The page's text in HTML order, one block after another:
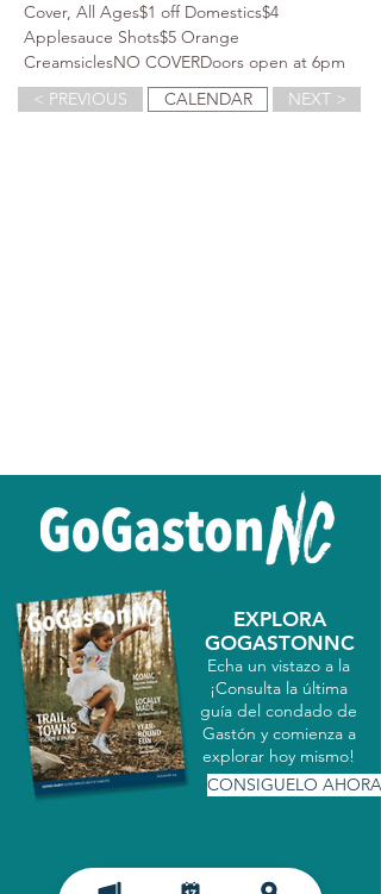
Cover, All Ages$1 off Domestics$4
Applesauce Shots$5 Orange
CreamsiclesNO COVERDoors open at 6pm
< PREVIOUS
CALENDAR NEXT >
EXPLORA
GOGASTONNC
Echa un vistazo a la
¡Consulta la última
guía del condado de
Gastón y comienza a
explorar hoy mismo!
CONSIGUELO AHORA